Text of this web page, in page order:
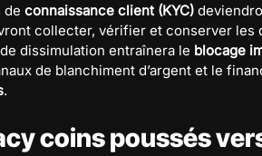
de connaissance client (KYC)
collecter, vérifier et conserver les
dissimulation entraînera le blocage
de blanchiment d’argent et le
.
coins poussés